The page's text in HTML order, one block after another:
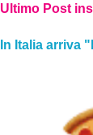
Ultimo Post
In Italia arriva